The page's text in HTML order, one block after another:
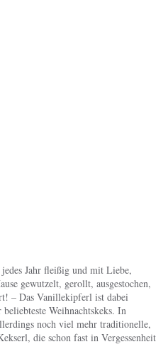
Jahr fleißig und mit Liebe,
gewutzelt, gerollt, ausgestochen,
– Das Vanillekipferl ist dabei
Weihnachtskeks. In
noch viel mehr traditionelle,
die schon fast in Vergessenheit